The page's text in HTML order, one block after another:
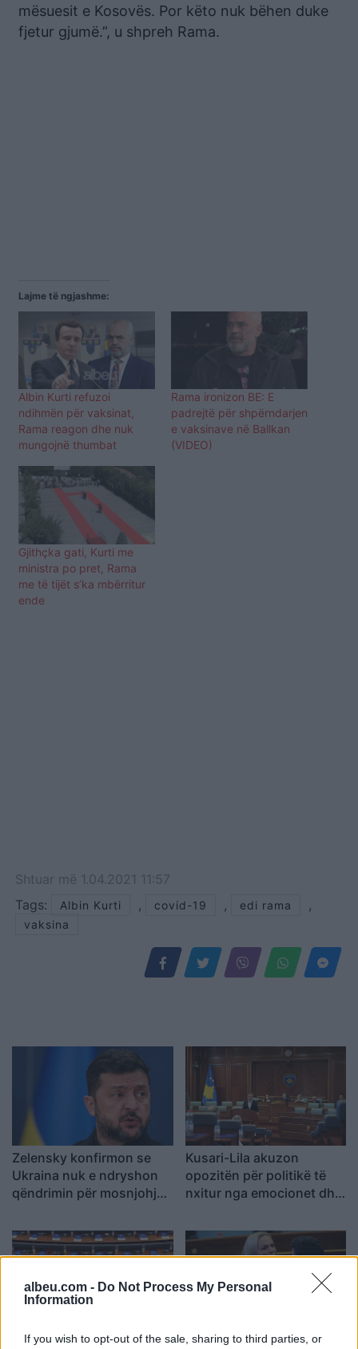
albeu.com - Do Not Process My Personal
Information
If you wish to opt-out of the sale, sharing to third parties, or
mësuesit e Kosovës. Por këto nuk bëhen duke
fjetur gjumë.”, u shpreh Rama.
Lajme të ngjashme:
Albin Kurti refuzoi
ndihmën për vaksinat,
Rama reagon dhe nuk
mungojnë thumbat
Rama ironizon BE: E
padrejtë për shpërndarjen
e vaksinave në Ballkan
(VIDEO)
Gjithçka gati, Kurti me
ministra po pret, Rama
me të tijët s’ka mbërritur
ende
Shtuar më 1.04.2021 11:57
Tags:
Albin Kurti , covid-19 , edi rama ,
vaksina
Zelensky konfirmon se
Ukraina nuk e ndryshon
qëndrimin për mosnjohjen
Kusari-Lila akuzon
opozitën për politikë të
nxitur nga emocionet dhe
KDI: Moskonstituimi i Tensione në seancën e